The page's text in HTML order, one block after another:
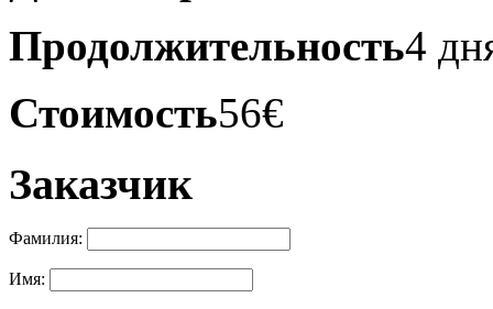
Продолжительность4
Стоимость56€
Заказчик
Фамилия:
Имя: